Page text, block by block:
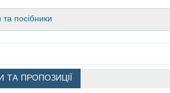
та посібники
ТА ПРОПОЗИЦІЇ